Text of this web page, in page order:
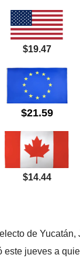
$19.47
$21.59
$14.44
de Yucatán,
este jueves a